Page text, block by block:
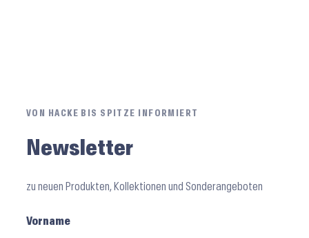
VON HACKE BIS SPITZE INFORMIERT
Newsletter
zu neuen Produkten, Kollektionen und Sonderangeboten
Vorname